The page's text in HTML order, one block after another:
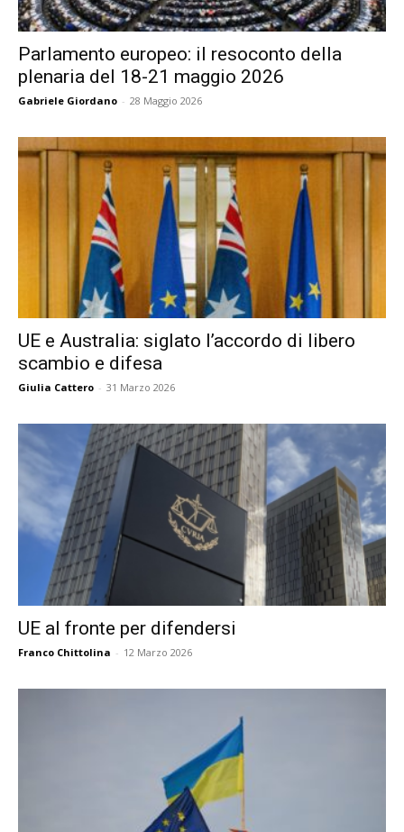
Parlamento europeo: il resoconto della
plenaria del 18-21 maggio 2026
Gabriele Giordano - 28 Maggio 2026
UE e Australia: siglato l’accordo di libero
scambio e difesa
Giulia Cattero - 31 Marzo 2026
UE al fronte per difendersi
Franco Chittolina - 12 Marzo 2026